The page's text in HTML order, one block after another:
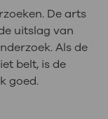
De arts
uitslag van
Als de
belt, is de
goed.